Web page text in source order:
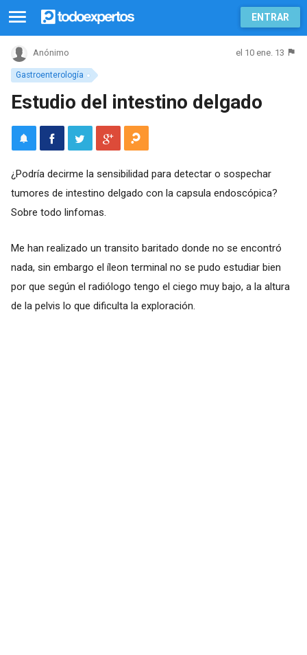
ENTRAR
Gastroenterología
Anónimo el 10 ene. 13
Estudio del intestino delgado
¿Podría decirme la sensibilidad para detectar o sospechar
tumores de intestino delgado con la capsula endoscópica?
Sobre todo linfomas.
Me han realizado un transito baritado donde no se encontró
nada, sin embargo el íleon terminal no se pudo estudiar bien
por que según el radiólogo tengo el ciego muy bajo, a la altura
de la pelvis lo que dificulta la exploración.